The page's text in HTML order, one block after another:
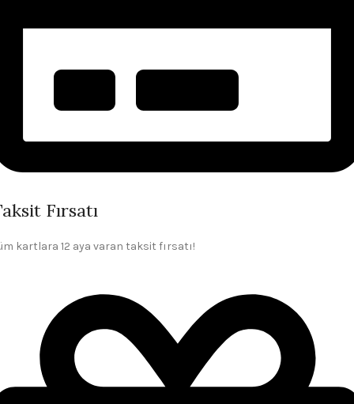
Fırsatı
kartlara 12 aya varan taksit fırsatı!